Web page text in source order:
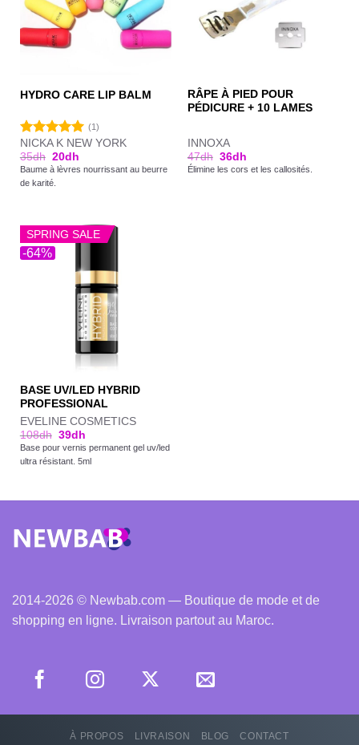
HYDRO CARE LIP BALM
Note5.00
sur 5
(1)
NICKA K NEW YORK
35dh 20dh
Baume à lèvres nourrissant au beurre
de karité.
RÂPE À PIED POUR
PÉDICURE + 10 LAMES
INNOXA
47dh 36dh
Élimine les cors et les callosités.
-64%
SPRING SALE
BASE UV/LED HYBRID
PROFESSIONAL
EVELINE COSMETICS
108dh 39dh
Base pour vernis permanent gel uv/led
ultra résistant. 5ml
2014-2026 © Newbab.com — Boutique de mode et de
shopping en ligne. Livraison partout au Maroc.
À PROPOS LIVRAISON BLOG CONTACT